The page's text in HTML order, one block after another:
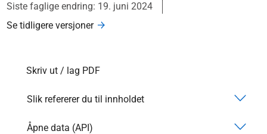
Siste faglige endring: 19. juni 2024
Se tidligere versjoner
Skriv ut / lag PDF
Slik refererer du til innholdet
Åpne data (API)